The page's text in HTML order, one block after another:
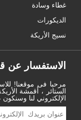
غطاء وسادة
الديكورات
نسيج الأريكة
الاستفسار عن
مرحبا فى موقعنا!
الستائر ، أقمشة
الإلكتروني لنا وسنكون